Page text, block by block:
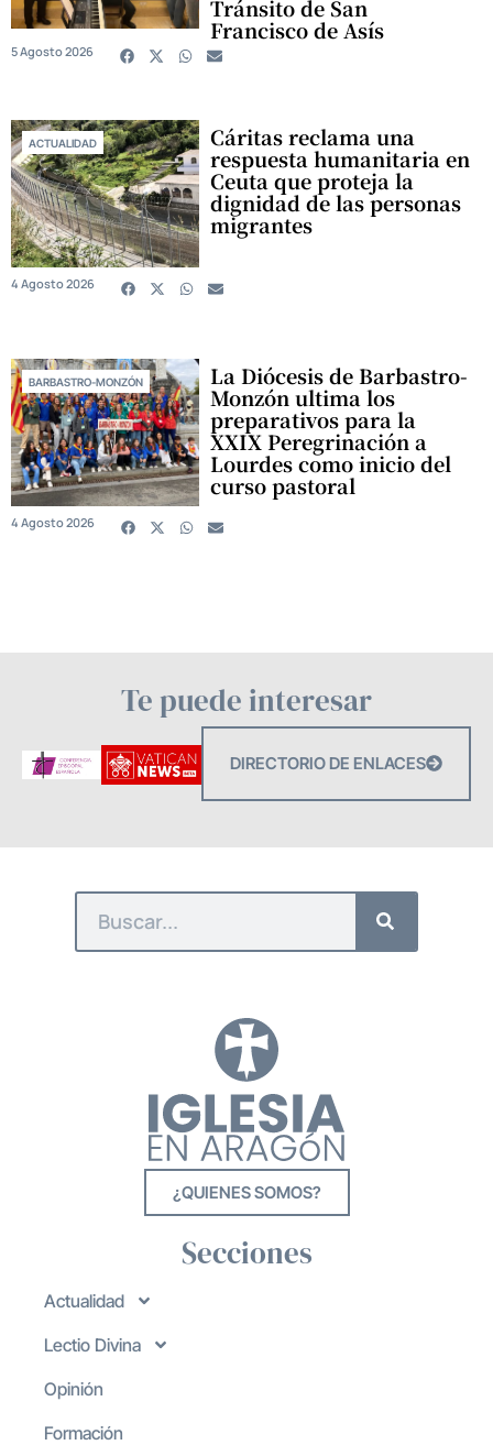
Tránsito de San
Francisco de Asís
5 Agosto 2026
ACTUALIDAD Cáritas reclama una
respuesta humanitaria en
Ceuta que proteja la
dignidad de las personas
migrantes
4 Agosto 2026
BARBASTRO-MONZÓN La Diócesis de Barbastro-
Monzón ultima los
preparativos para la
XXIX Peregrinación a
Lourdes como inicio del
curso pastoral
4 Agosto 2026
Te puede interesar
DIRECTORIO DE ENLACES
¿QUIENES SOMOS?
Secciones
Actualidad
Lectio Divina
Opinión
Formación